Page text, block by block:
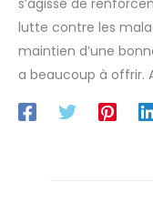
lutte contre les
maintien d’une
a beaucoup à offrir.